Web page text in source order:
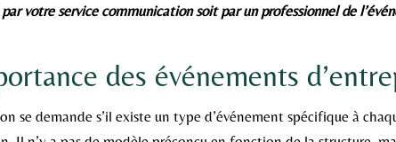
votre service communication soit par un professionnel de
des événements
se demande s’il existe un type d’événement spécifique à